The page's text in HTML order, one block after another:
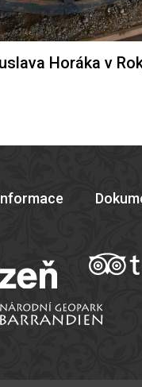
Horáka v